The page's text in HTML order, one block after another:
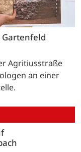
Gartenfeld
Agritiusstraße
an einer